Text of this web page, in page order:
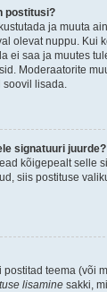
postitusi?
ja muuta
olevat nuppu. Kui
ei saa ja muutes
Moderaatorite
soovil lisada.
signatuuri juurde?
kõigepealt selle
siis postituse
teema (või
lisamine sakki,